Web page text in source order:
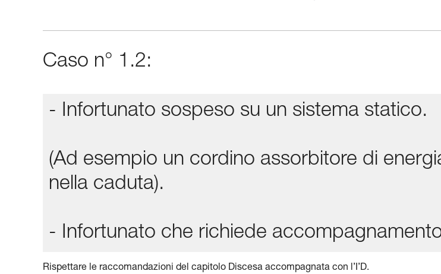
Caso n° 1.2:
- Infortunato sospeso su un sistema statico.
(Ad esempio un cordino assorbitore di
nella caduta).
- Infortunato che richiede
Rispettare le raccomandazioni del capitolo Discesa accompagnata con l’I’D.